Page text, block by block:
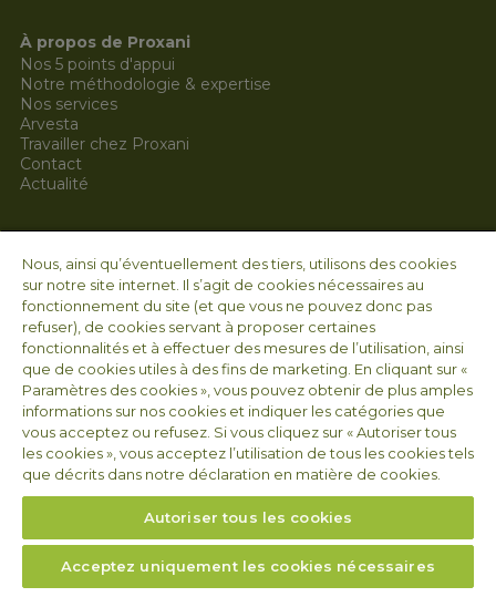
À propos de Proxani
Nos 5 points d'appui
Notre méthodologie & expertise
Nos services
Arvesta
Travailler chez Proxani
Contact
Actualité
Arvesta Animal Nutrition SRL
Aarschotsesteenweg 84
3012 Wilsele
BELGIQUE
TVA BE 1008.655.587
Suivez-nous
Nous, ainsi qu’éventuellement des tiers, utilisons des cookies
sur notre site internet. Il s’agit de cookies nécessaires au
fonctionnement du site (et que vous ne pouvez donc pas
refuser), de cookies servant à proposer certaines
fonctionnalités et à effectuer des mesures de l’utilisation, ainsi
que de cookies utiles à des fins de marketing. En cliquant sur «
Paramètres des cookies », vous pouvez obtenir de plus amples
informations sur nos cookies et indiquer les catégories que
vous acceptez ou refusez. Si vous cliquez sur « Autoriser tous
les cookies », vous acceptez l’utilisation de tous les cookies tels
que décrits dans notre déclaration en matière de cookies.
Autoriser tous les cookies
Acceptez uniquement les cookies nécessaires